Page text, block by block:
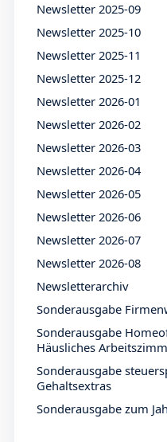
Newsletter 2025-09
Newsletter 2025-10
Newsletter 2025-11
Newsletter 2025-12
Newsletter 2026-01
Newsletter 2026-02
Newsletter 2026-03
Newsletter 2026-04
Newsletter 2026-05
Newsletter 2026-06
Newsletter 2026-07
Newsletter 2026-08
Newsletterarchiv
Sonderausgabe
Sonderausgabe
Häusliches
Sonderausgabe
Gehaltsextras
Sonderausgabe zum